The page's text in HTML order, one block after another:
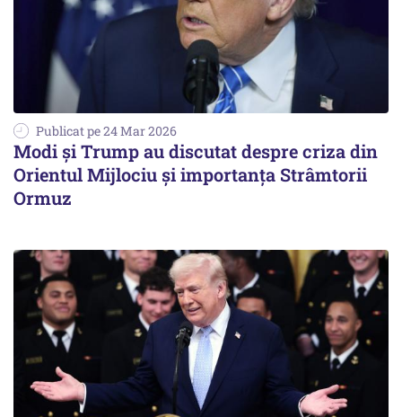
Publicat pe 24 Mar 2026
Modi și Trump au discutat despre criza din
Orientul Mijlociu și importanța Strâmtorii
Ormuz